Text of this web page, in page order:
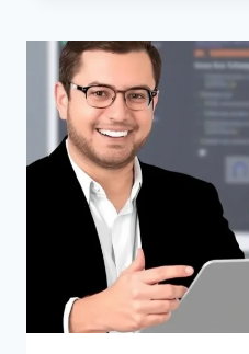
DEMAND
GEN:
IMPACTO
Y
SOLUCIONES